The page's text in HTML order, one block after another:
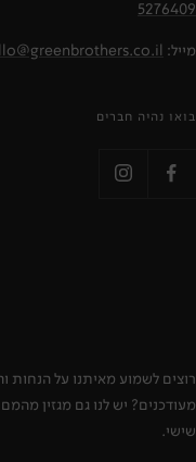
5276409
מייל:
בואו נהיה חברים
רוצים לשמוע מאיתנו על הנחות
מעודכנים? יש לנו גם מגזין
שישי.